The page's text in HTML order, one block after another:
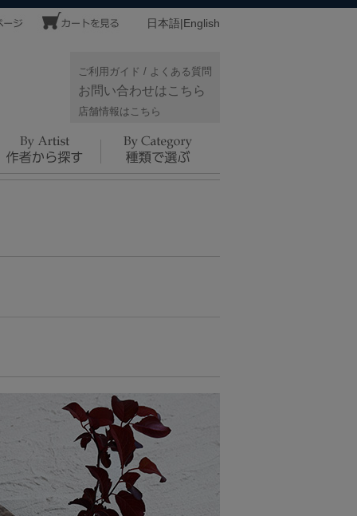
ご利用ガイド / よくある質問
お問い合わせはこちら
店舗情報はこちら
日本語|English